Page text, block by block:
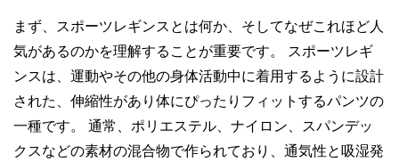
まず、スポーツレギンスとは何か、そしてなぜこれほど人
気が​​あるのか​​を理解することが重要です。 スポーツレギ
ンスは、運動やその他の身体活動中に着用するように設計
された、伸縮性があり体にぴったりフィットするパンツの
一種です。 通常、ポリエステル、ナイロン、スパンデッ
クスなどの素材の混合物で作られており、通気性と吸湿発